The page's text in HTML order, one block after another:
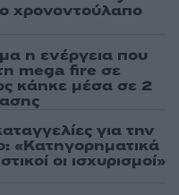
χρονοντούλαπο
η ενέργεια που
mega fire σε
κάηκε μέσα σε 2
για την
«Κατηγορηματικά
οι ισχυρισμοί»